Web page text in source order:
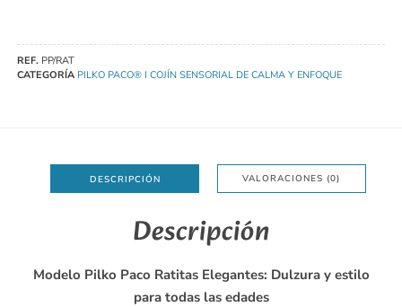
REF. PP/RAT
CATEGORÍA PILKO PACO® I COJÍN SENSORIAL DE CALMA Y ENFOQUE
DESCRIPCIÓN VALORACIONES (0)
Descripción
Modelo Pilko Paco Ratitas Elegantes: Dulzura y estilo
para todas las edades